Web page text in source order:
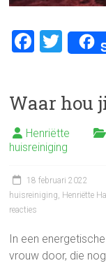
F
b
o
ok
T
er
Waar hou
Henriëtte
huisreiniging
18 februari 2022
huisreiniging Henriëtte
reacties
In een
vrouw door, die